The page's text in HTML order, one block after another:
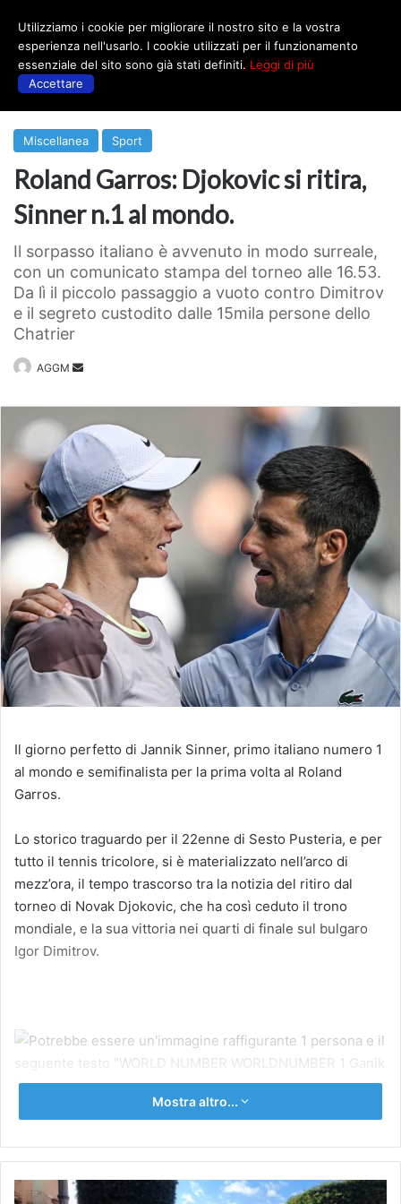
Miscellanea Sport
Roland Garros: Djokovic si ritira,
Sinner n.1 al mondo.
Il sorpasso italiano è avvenuto in modo surreale,
con un comunicato stampa del torneo alle 16.53.
Da lì il piccolo passaggio a vuoto contro Dimitrov
e il segreto custodito dalle 15mila persone dello
Chatrier
AGGM
Invia
Il giorno perfetto di Jannik Sinner, primo italiano numero 1
al mondo e semifinalista per la prima volta al Roland
Garros.
Lo storico traguardo per il 22enne di Sesto Pusteria, e per
tutto il tennis tricolore, si è materializzato nell’arco di
mezz’ora, il tempo trascorso tra la notizia del ritiro dal
torneo di Novak Djokovic, che ha così ceduto il trono
mondiale, e la sua vittoria nei quarti di finale sul bulgaro
Igor Dimitrov.
L’innarrestabile ascesa del ragazzo di San Candido, ha
Mostra altro...
LA
Utilizziamo i cookie per migliorare il nostro sito e la vostra
esperienza nell'usarlo. I cookie utilizzati per il funzionamento
essenziale del sito sono già stati definiti. Leggi di più
Accettare